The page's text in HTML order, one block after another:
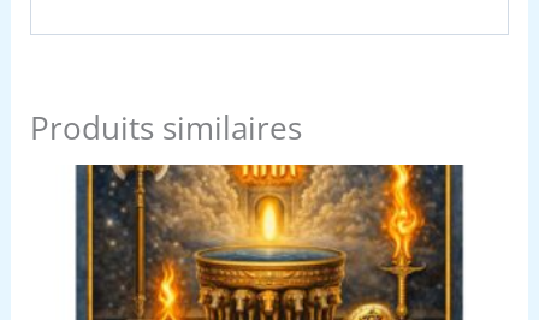
Produits similaires